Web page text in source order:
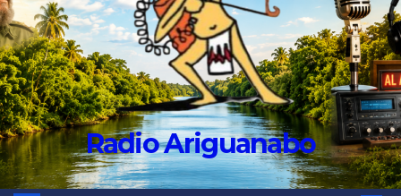
Radio Ariguanabo